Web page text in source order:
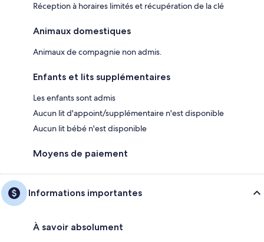
Réception à horaires limités et récupération de la clé
Animaux domestiques
Animaux de compagnie non admis.
Enfants et lits supplémentaires
Les enfants sont admis
Aucun lit d'appoint/supplémentaire n'est disponible
Aucun lit bébé n'est disponible
Moyens de paiement
Informations importantes
À savoir absolument